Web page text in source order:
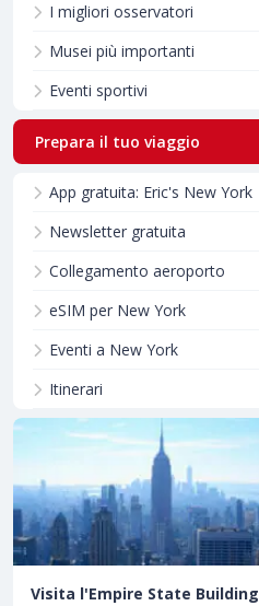
I migliori osservatori
Musei più importanti
Eventi sportivi
Prepara il tuo viaggio
App gratuita: Eric's New York
Newsletter gratuita
Collegamento aeroporto
eSIM per New York
Eventi a New York
Itinerari
Visita l'Empire State Building